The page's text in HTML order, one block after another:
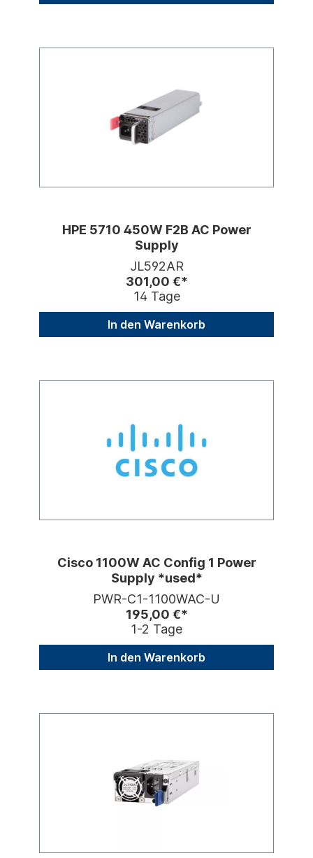
HPE 5710 450W F2B AC Power
Supply
JL592AR
301,00 €*
14 Tage
In den Warenkorb
Cisco 1100W AC Config 1 Power
Supply *used*
PWR-C1-1100WAC-U
195,00 €*
1-2 Tage
In den Warenkorb